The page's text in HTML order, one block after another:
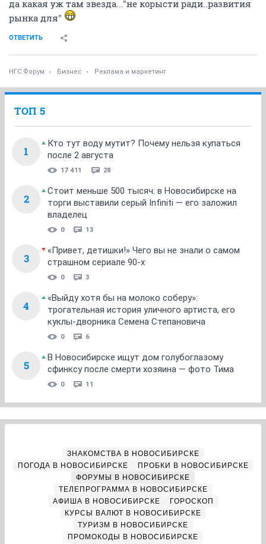
да какая уж там звезда..."не корысти ради..развития
рынка для"
ОТВЕТИТЬ
НГС.Форум Бизнес Реклама и маркетинг
ТОП 5
1
Кто тут воду мутит? Почему нельзя купаться
после 2 августа
17 411 28
2
Стоит меньше 500 тысяч: в Новосибирске на
торги выставили серый Infiniti — его заложил
владелец
0 13
3
«Привет, детишки!» Чего вы не знали о самом
страшном сериале 90-х
0 3
4
«Выйду хотя бы на молоко соберу»:
трогательная история уличного артиста, его
куклы-дворника Семена Степановича
0 6
5
В Новосибирске ищут дом голубоглазому
сфинксу после смерти хозяина — фото Тима
0 11
ЗНАКОМСТВА В НОВОСИБИРСКЕ
ПОГОДА В НОВОСИБИРСКЕ
ПРОБКИ В НОВОСИБИРСКЕ
ФОРУМЫ В НОВОСИБИРСКЕ
ТЕЛЕПРОГРАММА В НОВОСИБИРСКЕ
АФИША В НОВОСИБИРСКЕ
ГОРОСКОП
КУРСЫ ВАЛЮТ В НОВОСИБИРСКЕ
ТУРИЗМ В НОВОСИБИРСКЕ
ПРОМОКОДЫ В НОВОСИБИРСКЕ